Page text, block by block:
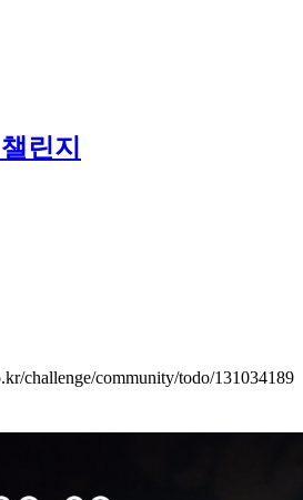
린지
challenge/community/todo/131034189